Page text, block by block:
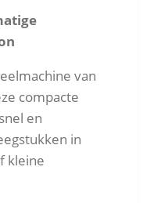
van
compacte
en
in
kleine